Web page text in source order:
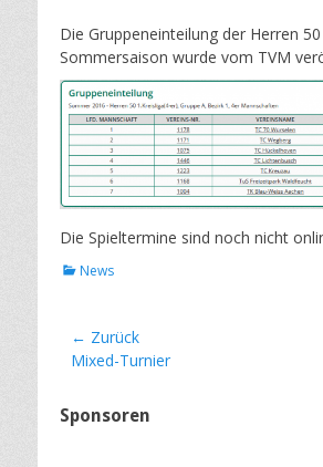
Die Gruppeneinteilung der Herren
Sommersaison wurde vom TVM
Die Spieltermine sind noch nicht
Kategorien
News
Beitragsnavigation
← Zurück
Vorheriger
Mixed-Turnier
Sponsoren